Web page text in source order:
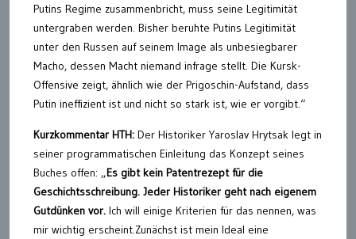
Putins Regime zusammenbricht, muss seine Legitimität
untergraben werden. Bisher beruhte Putins Legitimität
unter den Russen auf seinem Image als unbesiegbarer
Macho, dessen Macht niemand infrage stellt. Die Kursk-
Offensive zeigt, ähnlich wie der Prigoschin-Aufstand, dass
Putin ineffizient ist und nicht so stark ist, wie er vorgibt.“
Kurzkommentar HTH: Der Historiker Yaroslav Hrytsak legt in
seiner programmatischen Einleitung das Konzept seines
Buches offen: „Es gibt kein Patentrezept für die
Geschichtsschreibung. Jeder Historiker geht nach eigenem
Gutdünken vor. Ich will einige Kriterien für das nennen, was
mir wichtig erscheint.Zunächst ist mein Ideal eine